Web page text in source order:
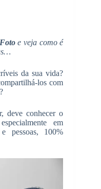
e veja como é
da sua vida?
los com
deve conhecer o
em
pessoas, 100%